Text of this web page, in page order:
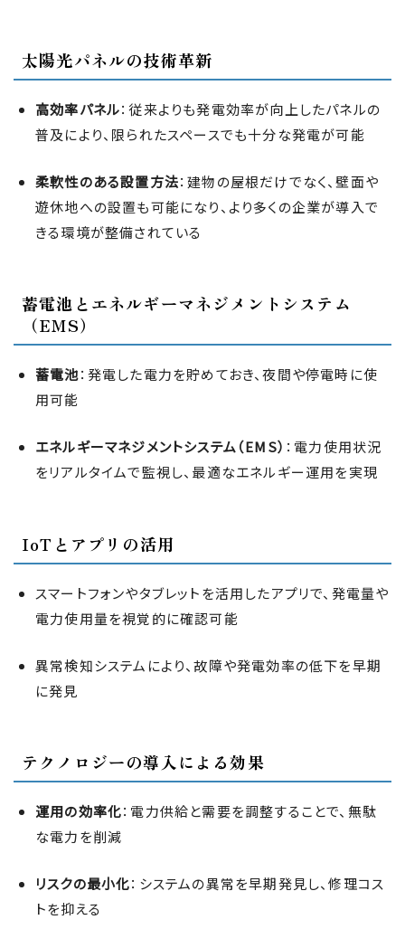
太陽光パネルの技術革新
高効率パネル：従来よりも発電効率が向上したパネルの
普及により、限られたスペースでも十分な発電が可能
柔軟性のある設置方法：建物の屋根だけでなく、壁面や
遊休地への設置も可能になり、より多くの企業が導入で
きる環境が整備されている
蓄電池とエネルギーマネジメントシステム
（EMS）
蓄電池：発電した電力を貯めておき、夜間や停電時に使
用可能
エネルギーマネジメントシステム（EMS） ：電力使用状況
をリアルタイムで監視し、最適なエネルギー運用を実現
IoTとアプリの活用
スマートフォンやタブレットを活用したアプリで、発電量や
電力使用量を視覚的に確認可能
異常検知システムにより、故障や発電効率の低下を早期
に発見
テクノロジーの導入による効果
運用の効率化：電力供給と需要を調整することで、無駄
な電力を削減
リスクの最小化：システムの異常を早期発見し、修理コス
トを抑える